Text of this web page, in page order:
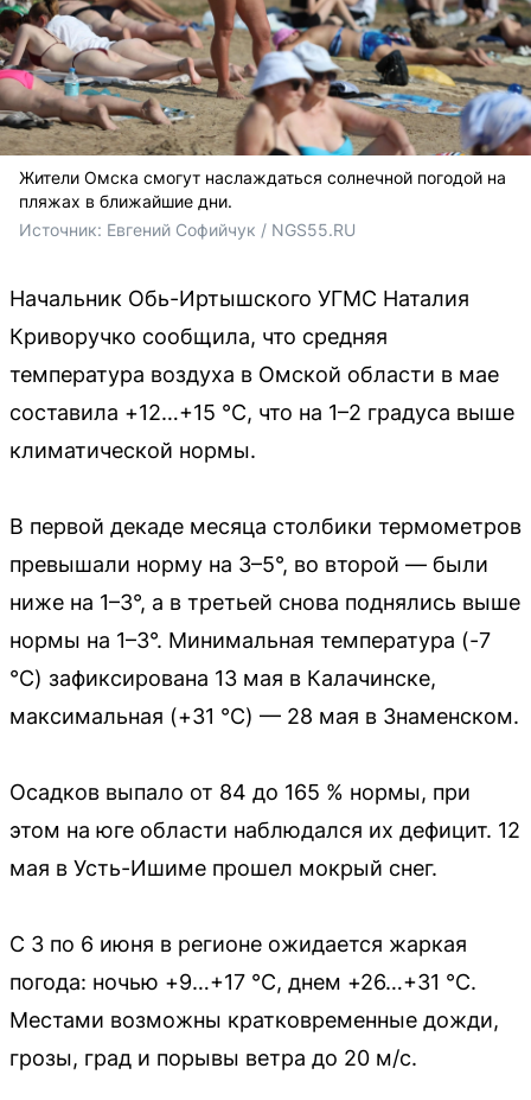
Жители Омска смогут наслаждаться солнечной погодой на
пляжах в ближайшие дни.
Источник: Евгений Софийчук / NGS55.RU
Начальник Обь-Иртышского УГМС Наталия
Криворучко сообщила, что средняя
температура воздуха в Омской области в мае
составила +12…+15 °C, что на 1–2 градуса выше
климатической нормы.
В первой декаде месяца столбики термометров
превышали норму на 3–5°, во второй — были
ниже на 1–3°, а в третьей снова поднялись выше
нормы на 1–3°. Минимальная температура (-7
°C) зафиксирована 13 мая в Калачинске,
максимальная (+31 °C) — 28 мая в Знаменском.
Осадков выпало от 84 до 165 % нормы, при
этом на юге области наблюдался их дефицит. 12
мая в Усть-Ишиме прошел мокрый снег.
С 3 по 6 июня в регионе ожидается жаркая
погода: ночью +9…+17 °C, днем +26…+31 °C.
Местами возможны кратковременные дожди,
грозы, град и порывы ветра до 20 м/с.